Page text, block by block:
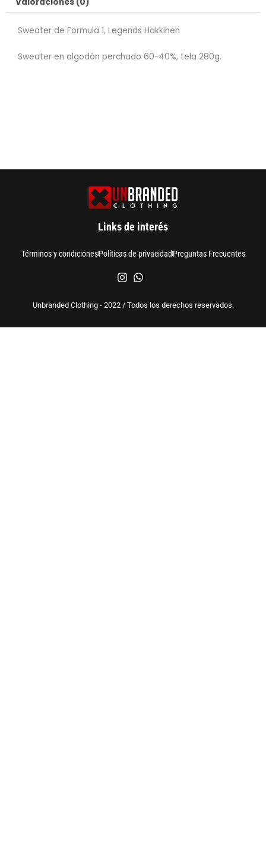
Sweater de Formula 1, Legends Hakkinen
Sweater en algodón perchado 60-40%, tela 280g.
Links de interés
Términos y condicionesPolíticas de privacidadPreguntas Frecuentes
Unbranded Clothing - 2022 / Todos los derechos reservados.